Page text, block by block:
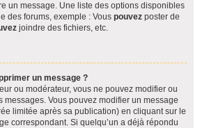
un message. Une liste des options disponibles
des forums, exemple : Vous pouvez poster de
joindre des fichiers, etc.
un message ?
ou modérateur, vous ne pouvez modifier ou
messages. Vous pouvez modifier un message
limitée après sa publication) en cliquant sur le
correspondant. Si quelqu’un a déjà répondu